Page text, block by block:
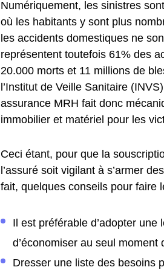
Numériquement, les sinistres
où les habitants y sont plus
les accidents domestiques ne
représentent toutefois 61% des
20.000 morts et 11 millions de
l’Institut de Veille Sanitaire
assurance MRH fait donc
immobilier et matériel pour les
Ceci étant, pour que la
l’assuré soit vigilant à s’armer
fait, quelques conseils pour faire
Il est préférable d’adopter
d’économiser au seul moment
Dresser une liste des besoins